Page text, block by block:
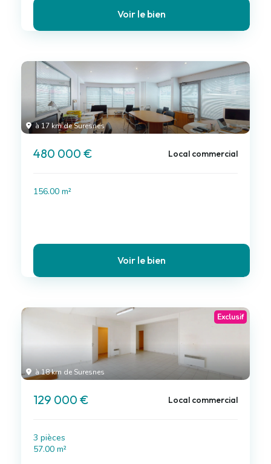
Voir le bien
à 17 km de Suresnes
480 000 € Local commercial
156.00 m²
Voir le bien
à 18 km de Suresnes
Exclusif
129 000 € Local commercial
3 pièces
57.00 m²